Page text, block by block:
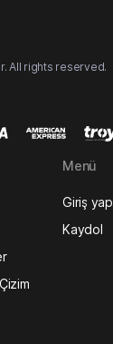
All rights reserved.
Menü
Giriş yap
Kaydol